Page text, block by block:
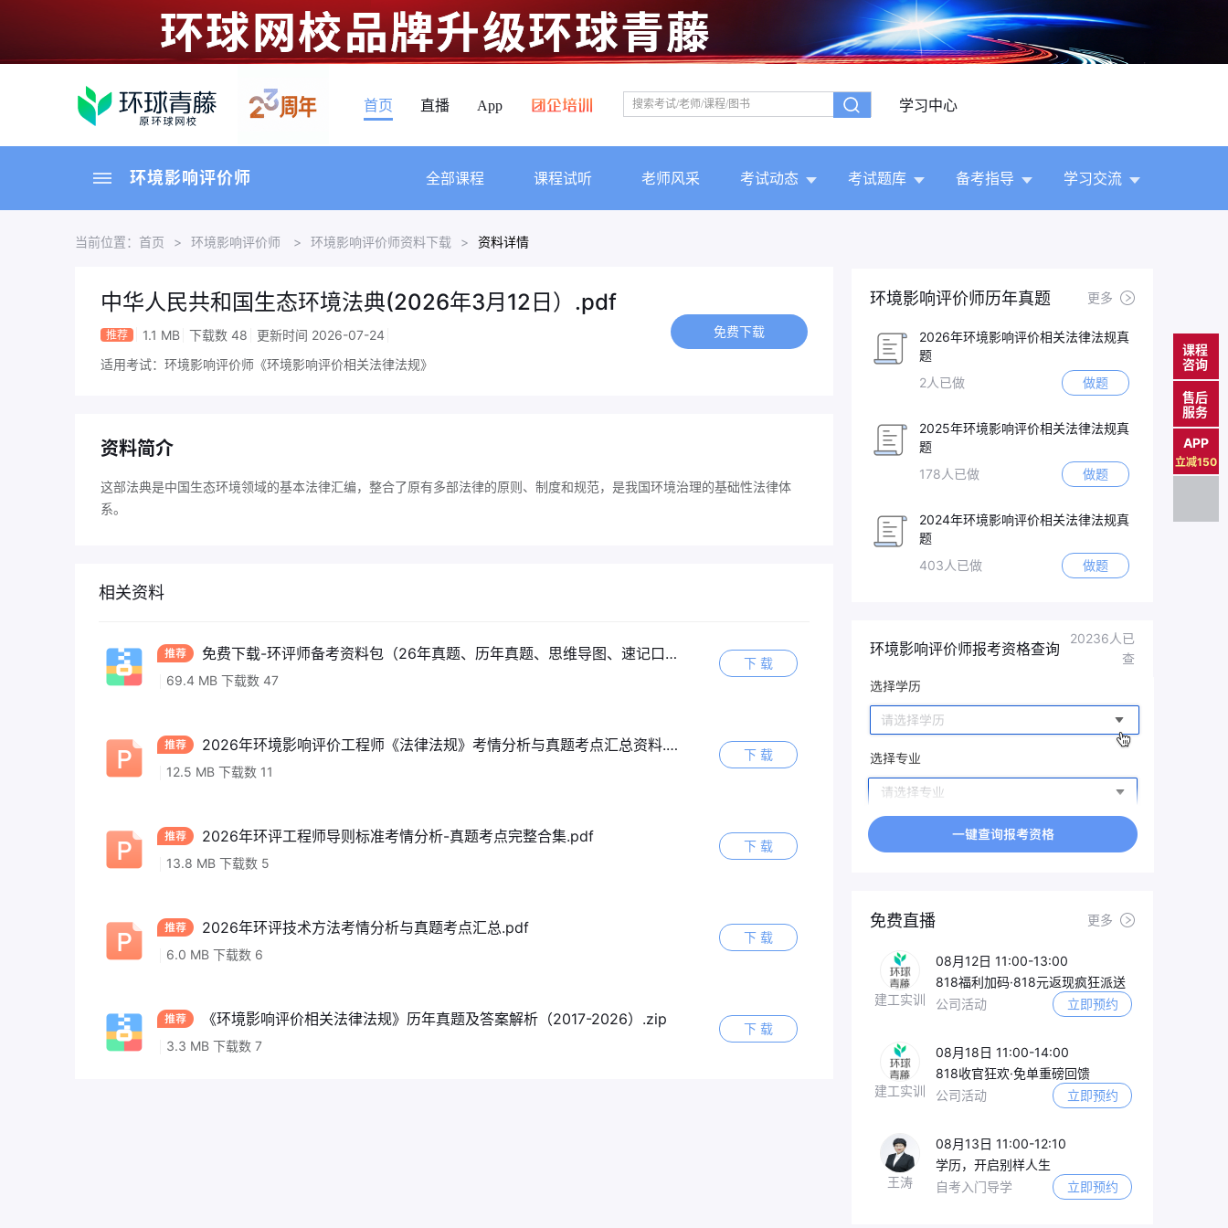
首页 直播 App 学习中心
环境影响评价师 全部课程 课程试听 老师风采 考试动态 考试题库 备考指导 学习交流
环境影响评价师历年真题 更多
2026年环境影响评价相关法律法规真
题
2人已做
做题
2025年环境影响评价相关法律法规真
题
178人已做
做题
2024年环境影响评价相关法律法规真
题
403人已做
做题
环境影响评价师报考资格查询
20236人已
查
免费直播 更多
建工实训
08月12日 11:00-13:00
818福利加码·818元返现疯狂派送
公司活动
立即预约
建工实训
08月18日 11:00-14:00
818收官狂欢·免单重磅回馈
公司活动
立即预约
王涛
08月13日 11:00-12:10
学历，开启别样人生
自考入门导学
立即预约
当前位置： 首页 > 环境影响评价师 > 环境影响评价师资料下载 > 资料详情
中华人民共和国生态环境法典(2026年3月12日）.pdf
推荐 1.1 MB 下载数 48
更新时间 2026-07-24
适用考试：环境影响评价师《环境影响评价相关法律法规》
免费下载
资料简介
这部法典是中国生态环境领域的基本法律汇编，整合了原有多部法律的原则、制度和规范，是我国环境治理的基础性法律体
系。
相关资料
免费下载-环评师备考资料包（26年真题、历年真题、思维导图、速记口诀等）.zip
69.4 MB 下载数 47
下 载
2026年环境影响评价工程师《法律法规》考情分析与真题考点汇总资料.pdf
12.5 MB 下载数 11
下 载
2026年环评工程师导则标准考情分析-真题考点完整合集.pdf
13.8 MB 下载数 5
下 载
2026年环评技术方法考情分析与真题考点汇总.pdf
6.0 MB 下载数 6
下 载
《环境影响评价相关法律法规》历年真题及答案解析（2017-2026）.zip
3.3 MB 下载数 7
下 载
课程
咨询
售后
服务
APP
立减150